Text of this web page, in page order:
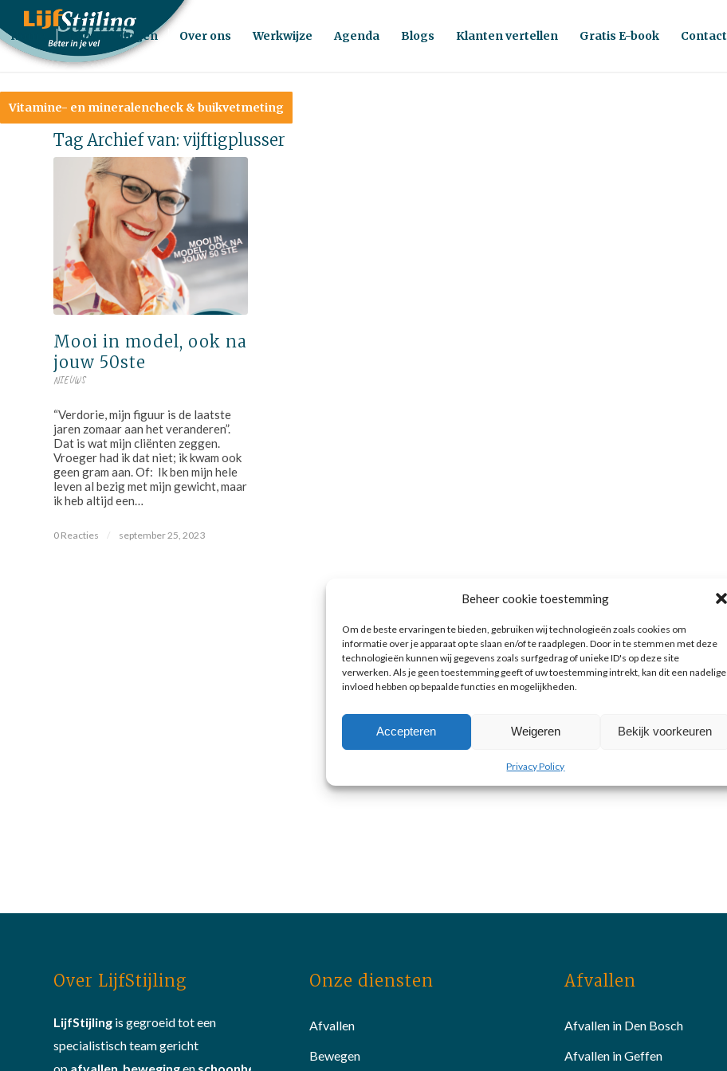
Beheer cookie toestemming
Om de beste ervaringen te bieden, gebruiken wij technologieën zoals cookies om
informatie over je apparaat op te slaan en/of te raadplegen. Door in te stemmen met deze
technologieën kunnen wij gegevens zoals surfgedrag of unieke ID's op deze site
verwerken. Als je geen toestemming geeft of uw toestemming intrekt, kan dit een nadelige
invloed hebben op bepaalde functies en mogelijkheden.
Accepteren Weigeren Bekijk voorkeuren
Privacy Policy
Home Behandelingen Over ons Werkwijze Agenda Blogs Klanten vertellen Gratis E-book Contact
Vitamine- en mineralencheck & buikvetmeting
Tag Archief van: vijftigplusser
Mooi in model, ook na
jouw 50ste
NIEUWS
“Verdorie, mijn figuur is de laatste
jaren zomaar aan het veranderen”.
Dat is wat mijn cliënten zeggen.
Vroeger had ik dat niet; ik kwam ook
geen gram aan. Of: Ik ben mijn hele
leven al bezig met mijn gewicht, maar
ik heb altijd een…
0 Reacties / september 25, 2023
Over LijfStijling
LijfStijling is gegroeid tot een
specialistisch team gericht
Onze diensten
Afvallen
Bewegen
Afvallen
Afvallen in Den Bosch
Afvallen in Geffen